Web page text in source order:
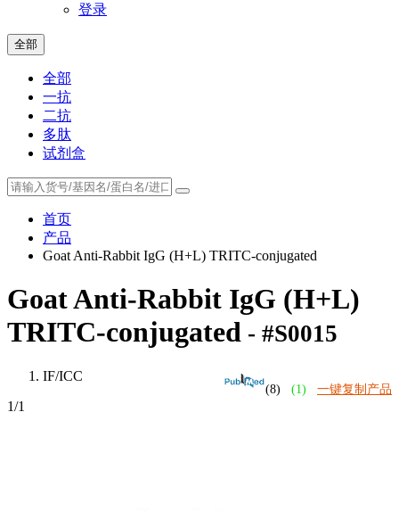
登录
全部
全部
一抗
二抗
多肽
试剂盒
首页
产品
Goat Anti-Rabbit IgG (H+L) TRITC-conjugated
Goat Anti-Rabbit IgG (H+L)
TRITC-conjugated - #S0015
(8) (1) 一键复制产品
IF/ICC
1/1